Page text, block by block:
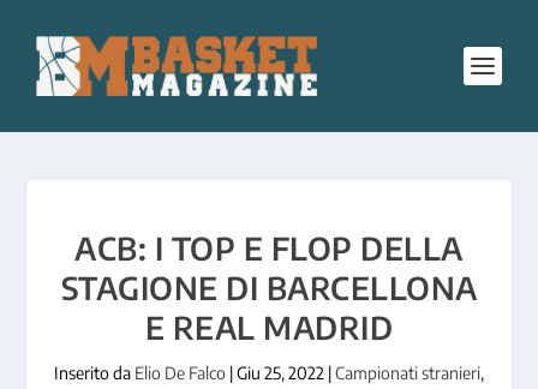
ACB: I TOP E FLOP DELLA
STAGIONE DI BARCELLONA
E REAL MADRID
Inserito da Elio De Falco |Giu 25, 2022 |Campionati stranieri,